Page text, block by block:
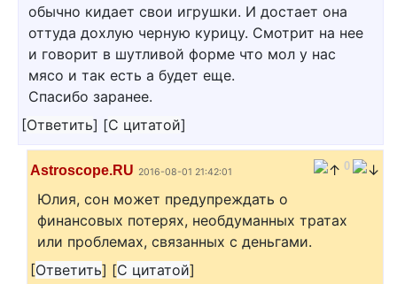
обычно кидает свои игрушки. И достает она
оттуда дохлую черную курицу. Смотрит на нее
и говорит в шутливой форме что мол у нас
мясо и так есть а будет еще.
Спасибо заранее.
[Ответить] [С цитатой]
Astroscope.RU 2016-08-01 21:42:01 0
Юлия, сон может предупреждать о
финансовых потерях, необдуманных тратах
или проблемах, связанных с деньгами.
[Ответить] [С цитатой]